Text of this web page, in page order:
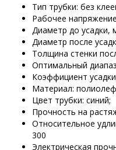
Тип трубки: без
Рабочее
Диаметр до усадки,
Диаметр после
Толщина стенки
Оптимальный
Коэффициент
Материал:
Цвет трубки: синий;
Прочность на
Относительное
300
Электрическая